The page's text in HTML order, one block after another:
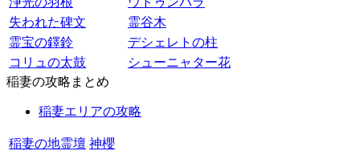
失われた碑文
霊谷木
霊宝の鐸鈴
デシェレトの柱
コリュの太鼓
シューニャター花
稲妻の攻略まとめ
稲妻エリアの攻略
稲妻の地霊壇 神櫻